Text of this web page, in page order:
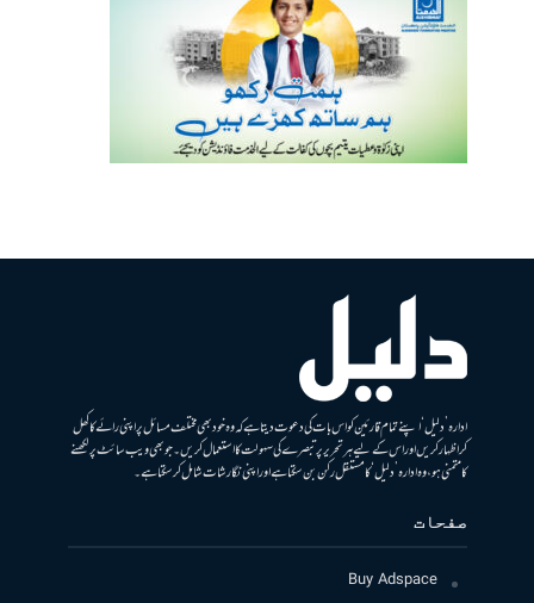
ادارہ ’دلیل‘ اپنے تمام قارئین کو اس بات کی دعوت دیتا ہے کہ وہ خود بھی مختلف مسائل پر اپنی رائے کا کھل
کر اظہار کریں اور اس کے لیے ہر تحریر پر تبصرے کی سہولت کا استعمال کریں۔ جو بھی ویب سائٹ پر لکھنے
کا متمنی ہو، وہ ادارہ ’دلیل‘ کا مستقل رکن بن سکتا ہے اور اپنی نگارشات شامل کرسکتا ہے۔
صفحات
Buy Adspace